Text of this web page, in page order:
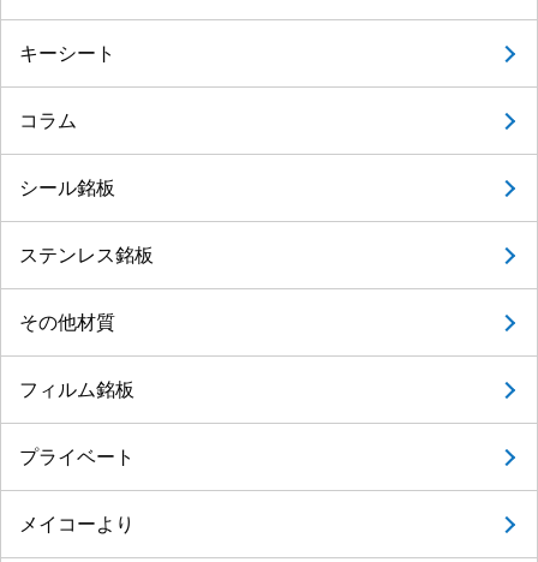
キーシート
コラム
シール銘板
ステンレス銘板
その他材質
フィルム銘板
プライベート
メイコーより